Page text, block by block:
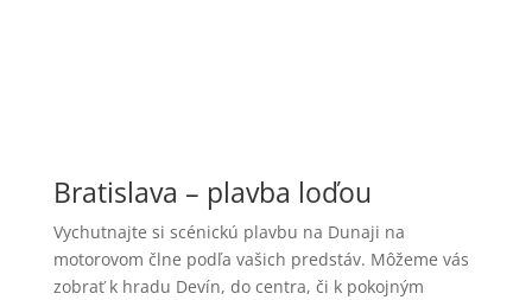
Bratislava – plavba loďou
Vychutnajte si scénickú plavbu na Dunaji na
motorovom člne podľa vašich predstáv. Môžeme vás
zobrať k hradu Devín, do centra, či k pokojným